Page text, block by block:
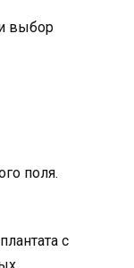
выбор
поля.
с